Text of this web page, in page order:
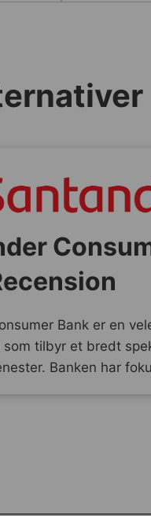
Bank er en
som tilbyr et bredt
Banken har